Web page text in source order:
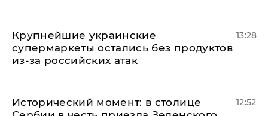
Крупнейшие украинские
супермаркеты остались без продуктов
из-за российских атак
13:28
Исторический момент: в столице
12:52